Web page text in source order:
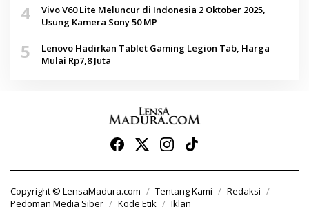
4
Vivo V60 Lite Meluncur di Indonesia 2 Oktober 2025,
Usung Kamera Sony 50 MP
5
Lenovo Hadirkan Tablet Gaming Legion Tab, Harga
Mulai Rp7,8 Juta
Copyright © LensaMadura.com Tentang Kami
Redaksi
Pedoman Media Siber
Kode Etik Iklan